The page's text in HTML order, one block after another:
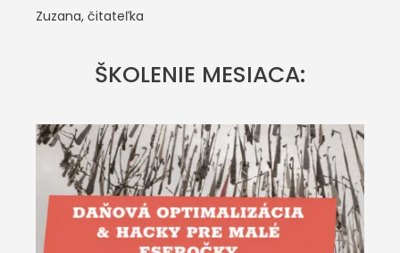
Zuzana, čitateľka
ŠKOLENIE MESIACA: